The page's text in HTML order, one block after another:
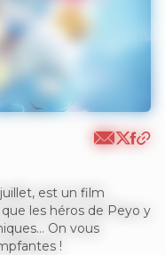
est un film
les héros de Peyo y
On vous
!